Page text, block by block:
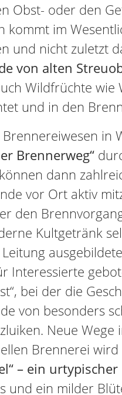
Obst- oder den
kommt im
und nicht zuletzt
von alten
Wildfrüchte
und in den
in
Brennerweg“
dann
vor Ort aktiv
den
Kultgetränk
Interessierte
bei der die
von besonders
Neue
Brennerei
– ein
und ein milder